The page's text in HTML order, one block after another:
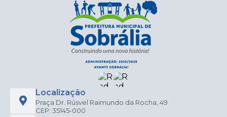
Localização
Praça Dr. Rúsvel Raimundo da Rocha, 49
CEP: 35145-000